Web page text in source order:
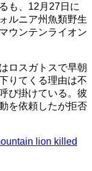
も、12月27日に
ルニア州魚類野生
ウンテンライオン
ロスガトスで早朝
りてくる理由は不
び掛けている。彼
を依頼したが拒否
lion killed